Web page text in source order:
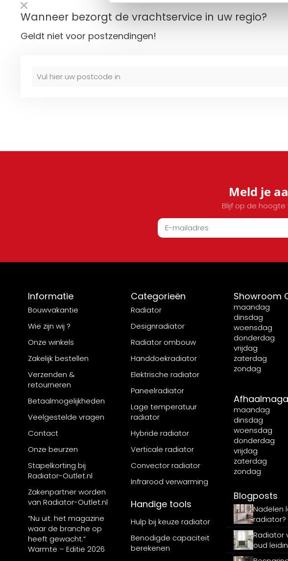
Wanneer bezorgt de vrachtservice in uw regio?
Geldt niet voor postzendingen!
Meld je
Blijf op de
Informatie
Bouwvakantie
Wie zijn wij ?
Onze winkels
Zakelijk bestellen
Verzenden &
retourneren
Betaalmogelijkheden
Veelgestelde vragen
Contact
Onze beurzen
Stapelkorting bij
Radiator-Outlet.nl
Zakenpartner worden
van Radiator-Outlet.nl
“Nu uit: het magazine
waar de branche op
heeft gewacht.”
Warmte – Editie 2026
Categorieën
Radiator
Designradiator
Radiator ombouw
Handdoekradiator
Elektrische radiator
Paneelradiator
Lage temperatuur
radiator
Hybride radiator
Verticale radiator
Convector radiator
Infrarood verwarming
Handige tools
Hulp bij keuze radiator
Benodigde capaciteit
berekenen
Showroom
maandag
dinsdag
woensdag
donderdag
vrijdag
zaterdag
zondag
maandag
dinsdag
woensdag
donderdag
vrijdag
zaterdag
zondag
Blogposts
Nadelen
radiator?
Radiator
oud